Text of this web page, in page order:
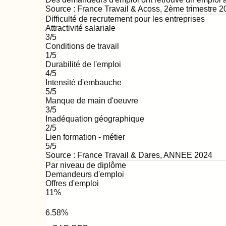
Source : France Travail & Acoss, 2ème trimestre
Difficulté de recrutement pour les entreprises
Attractivité salariale
3/5
Conditions de travail
1/5
Durabilité de l'emploi
4/5
Intensité d'embauche
5/5
Manque de main d'oeuvre
3/5
Inadéquation géographique
2/5
Lien formation - métier
5/5
Source : France Travail & Dares, ANNEE 2024
Par niveau de diplôme
Demandeurs d'emploi
Offres d'emploi
11%
6.58%